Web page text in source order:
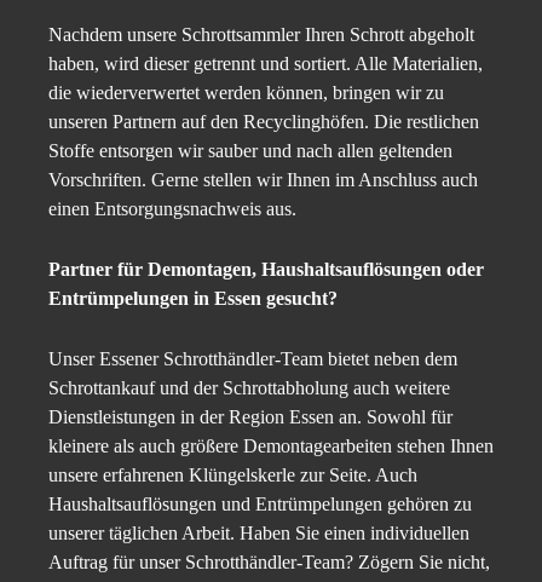
Nachdem unsere Schrottsammler Ihren Schrott abgeholt
haben, wird dieser getrennt und sortiert. Alle Materialien,
die wiederverwertet werden können, bringen wir zu
unseren Partnern auf den Recyclinghöfen. Die restlichen
Stoffe entsorgen wir sauber und nach allen geltenden
Vorschriften. Gerne stellen wir Ihnen im Anschluss auch
einen Entsorgungsnachweis aus.
Partner für Demontagen, Haushaltsauflösungen oder
Entrümpelungen in Essen gesucht?
Unser Essener Schrotthändler-Team bietet neben dem
Schrottankauf und der Schrottabholung auch weitere
Dienstleistungen in der Region Essen an. Sowohl für
kleinere als auch größere Demontagearbeiten stehen Ihnen
unsere erfahrenen Klüngelskerle zur Seite. Auch
Haushaltsauflösungen und Entrümpelungen gehören zu
unserer täglichen Arbeit. Haben Sie einen individuellen
Auftrag für unser Schrotthändler-Team? Zögern Sie nicht,